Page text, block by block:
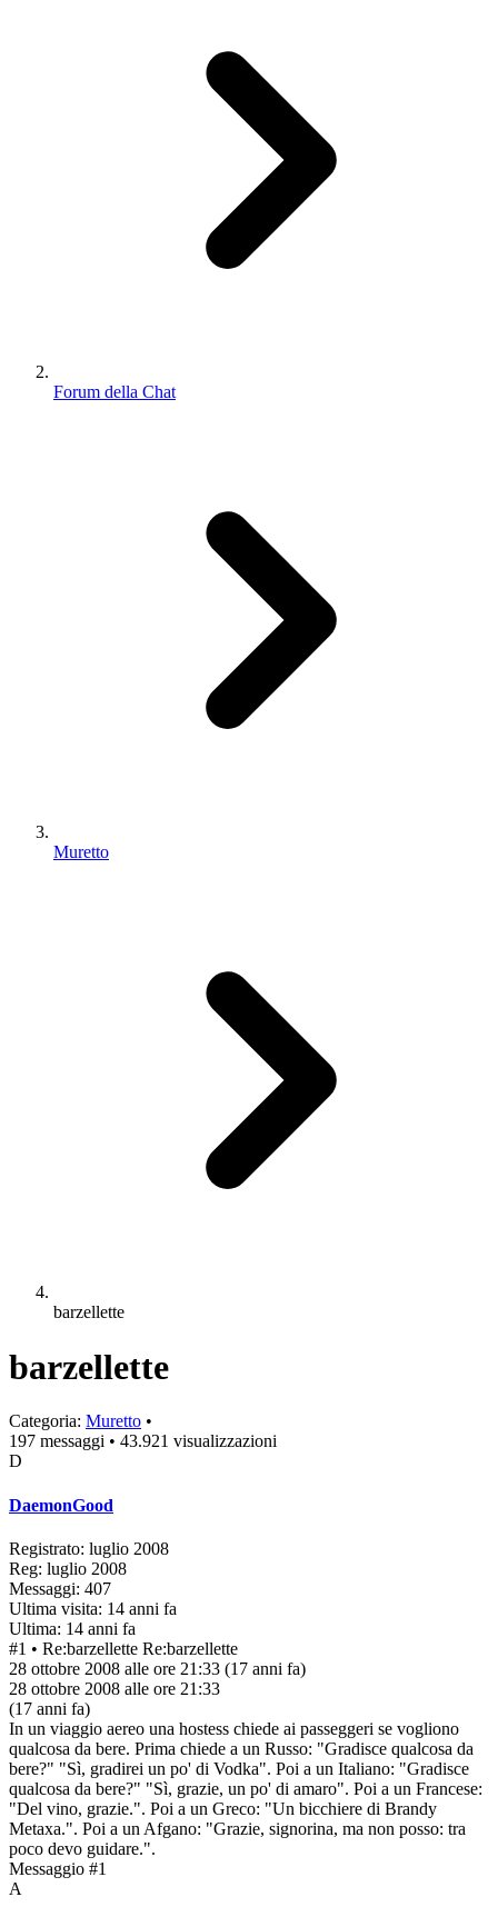
Forum della Chat
Muretto
barzellette
barzellette
Categoria: Muretto •
197 messaggi • 43.921 visualizzazioni
D
DaemonGood
Registrato: luglio 2008
Reg: luglio 2008
Messaggi: 407
Ultima visita: 14 anni fa
Ultima: 14 anni fa
#1 • Re:barzellette Re:barzellette
28 ottobre 2008 alle ore 21:33 (17 anni fa)
28 ottobre 2008 alle ore 21:33
(17 anni fa)
In un viaggio aereo una hostess chiede ai passeggeri se vogliono
qualcosa da bere. Prima chiede a un Russo: "Gradisce qualcosa da
bere?" "Sì, gradirei un po' di Vodka". Poi a un Italiano: "Gradisce
qualcosa da bere?" "Sì, grazie, un po' di amaro". Poi a un Francese:
"Del vino, grazie.". Poi a un Greco: "Un bicchiere di Brandy
Metaxa.". Poi a un Afgano: "Grazie, signorina, ma non posso: tra
poco devo guidare.".
Messaggio #1
A